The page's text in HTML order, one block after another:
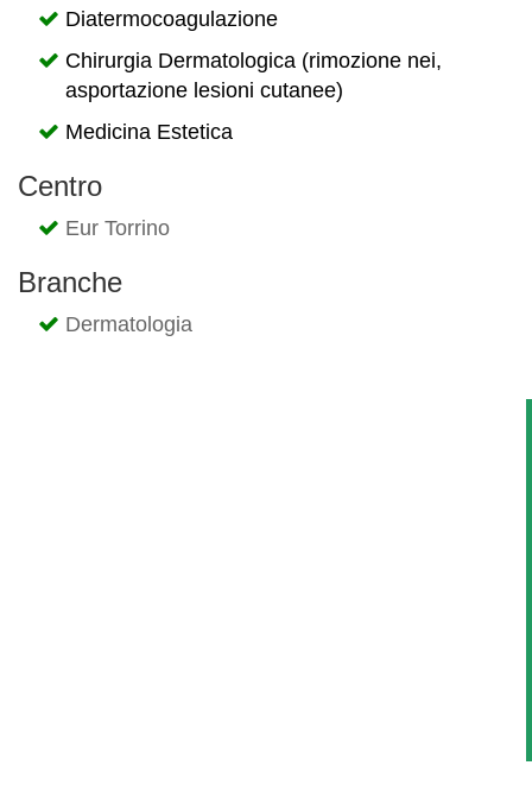
Diatermocoagulazione
Chirurgia Dermatologica (rimozione nei,
asportazione lesioni cutanee)
Medicina Estetica
Centro
Eur Torrino
Branche
Dermatologia